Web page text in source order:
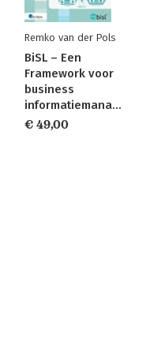
Remko van der Pols
BiSL – Een
Framework voor
business
informatiemanagement
€ 49,00